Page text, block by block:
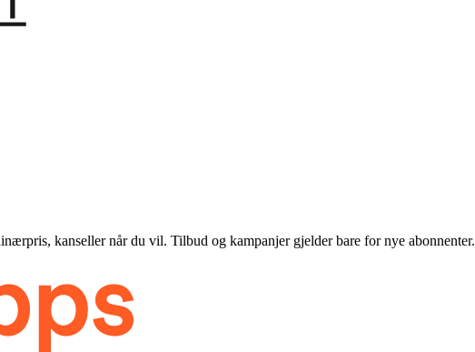
kanseller når du vil. Tilbud og kampanjer gjelder bare for nye abonnenter.